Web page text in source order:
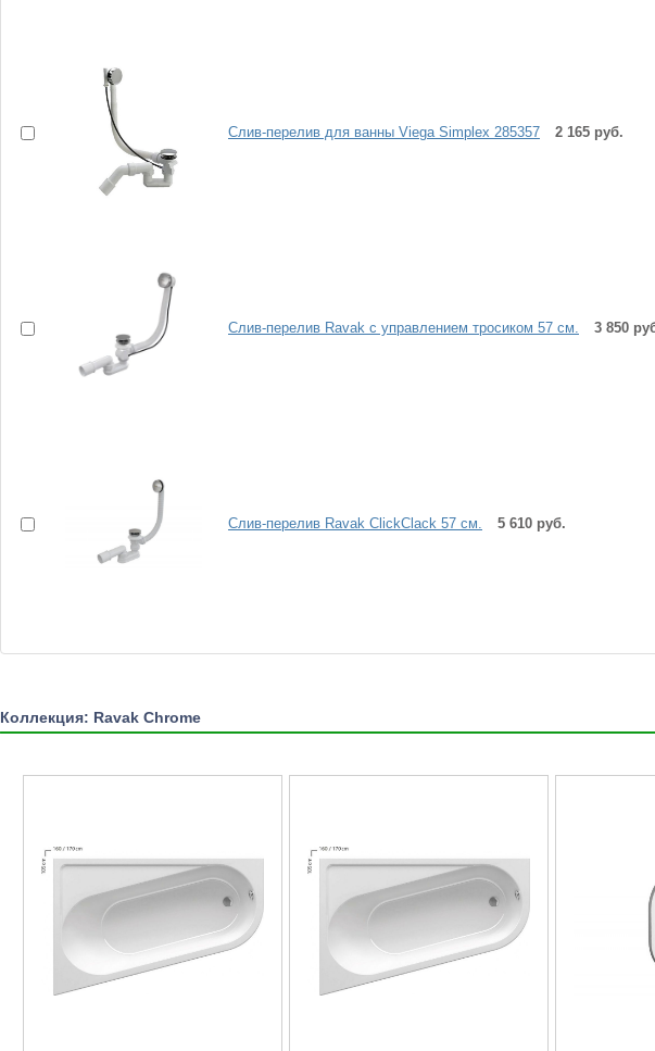
Слив-перелив для ванны Viega Simplex 285357 2 165 руб.
Слив-перелив Ravak с управлением тросиком 57 см. 3 850
Слив-перелив Ravak ClickClack 57 см. 5 610 руб.
Коллекция: Ravak Chrome